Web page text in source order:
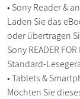
• Sony Reader &
Laden Sie das
oder übertragen
Sony READER
Standard-
• Tablets &
Möchten Sie